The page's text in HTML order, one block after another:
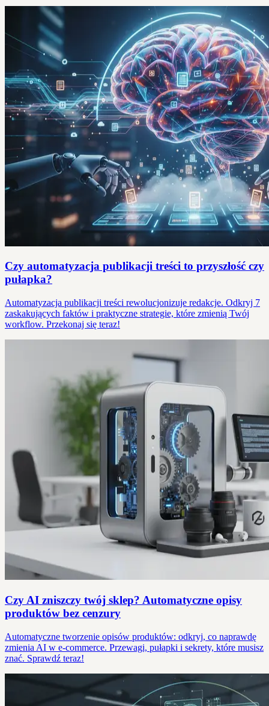
Czy automatyzacja publikacji treści to przyszłość czy
pułapka?
Automatyzacja publikacji treści rewolucjonizuje redakcje. Odkryj 7
zaskakujących faktów i praktyczne strategie, które zmienią Twój
workflow. Przekonaj się teraz!
Czy AI zniszczy twój sklep? Automatyczne opisy
produktów bez cenzury
Automatyczne tworzenie opisów produktów: odkryj, co naprawdę
zmienia AI w e-commerce. Przewagi, pułapki i sekrety, które musisz
znać. Sprawdź teraz!